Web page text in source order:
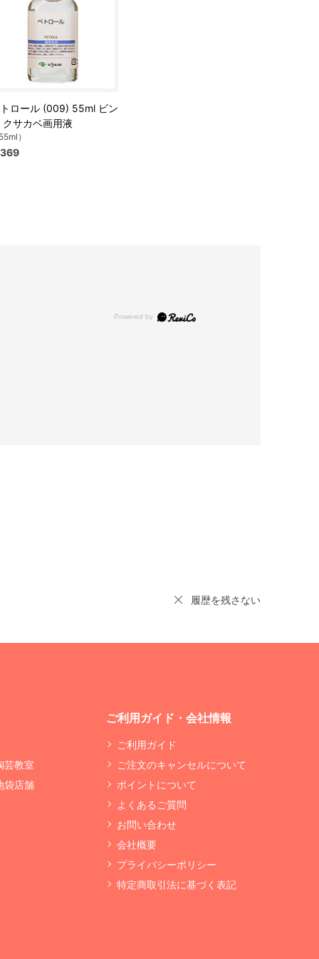
ロール (009) 55ml ビン
クサカベ画用液
）
履歴を残さない
芸教室
袋店舗
ご利用ガイド・会社情報
ご利用ガイド
ご注文のキャンセルについて
ポイントについて
よくあるご質問
お問い合わせ
会社概要
プライバシーポリシー
特定商取引法に基づく表記